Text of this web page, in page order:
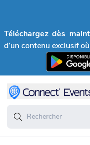
Téléchargez dès
d’un contenu exclusif